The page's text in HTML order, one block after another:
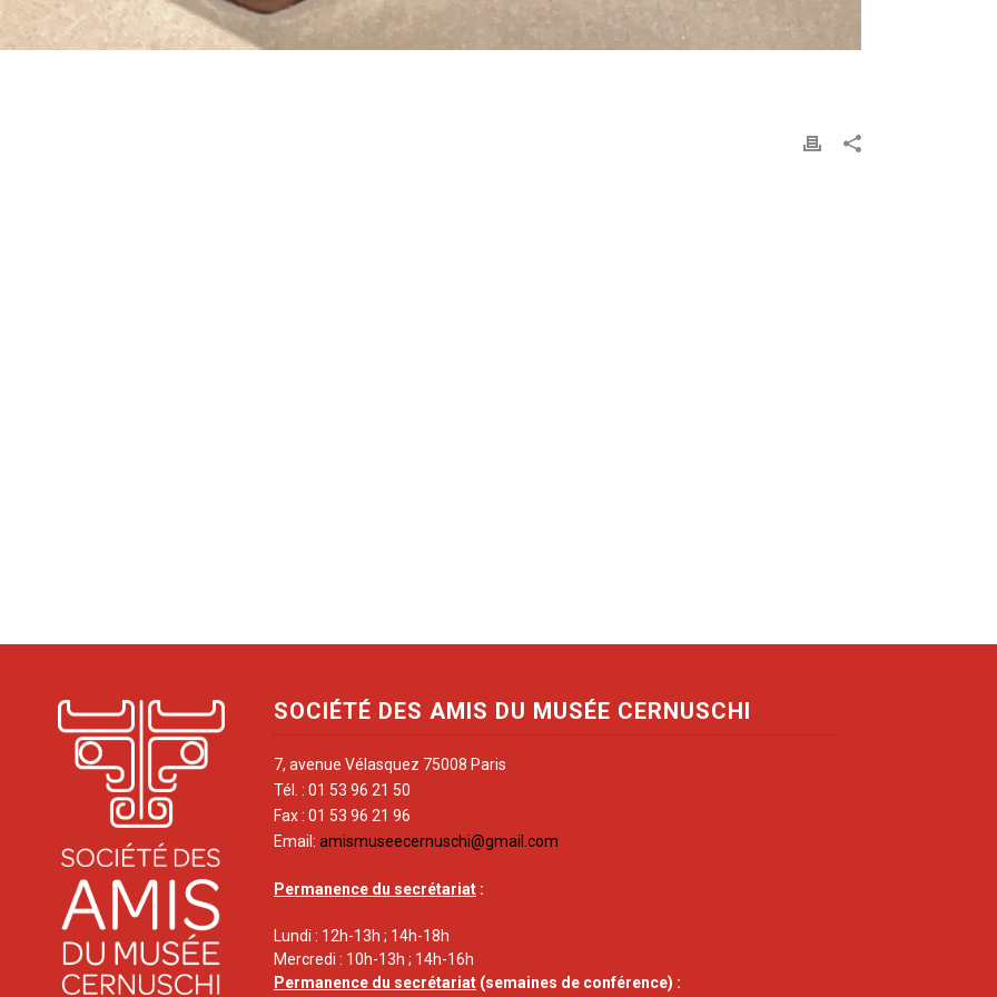
SOCIÉTÉ DES AMIS DU MUSÉE CERNUSCHI
7, avenue Vélasquez 75008 Paris
Tél. : 01 53 96 21 50
Fax : 01 53 96 21 96
Email: amismuseecernuschi@gmail.com
Permanence du secrétariat :
Lundi : 12h-13h ; 14h-18h
Mercredi : 10h-13h ; 14h-16h
Permanence du secrétariat (semaines de conférence) :